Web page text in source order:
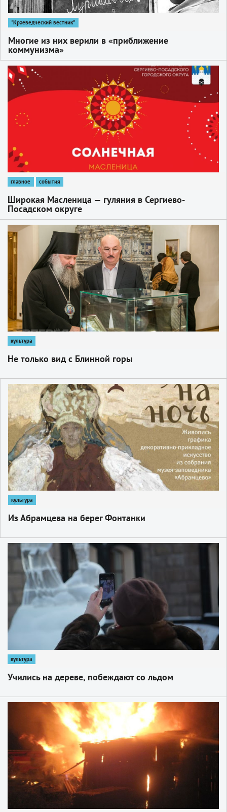
"Краеведческий вестник"
Многие из них верили в «приближение
коммунизма»
1
главное события
Широкая Масленица — гуляния в Сергиево-
Посадском округе
1
культура
Не только вид с Блинной горы
культура
Из Абрамцева на берег Фонтанки
1
культура
Учились на дереве, побеждают со льдом